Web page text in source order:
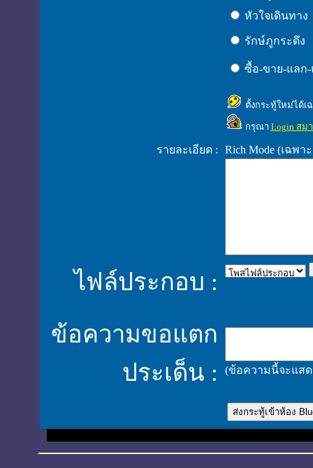
หัวใจเดินทาง
รักษ์ภูกระดึง
ซื้อ-ขาย-แลก
ตั้งกระทู้ใหม่ได้
กรุณา Login สม
รายละเอียด : Rich Mode (เฉพา
ไฟล์ประกอบ :
ข้อความขอแตก
ประเด็น :
(ข้อความนี้จะแสด